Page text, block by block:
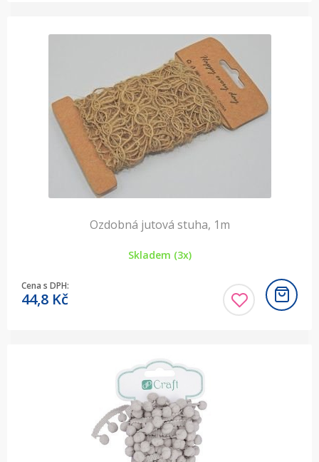
Ozdobná jutová stuha, 1m
Skladem (3x)
Cena s DPH:
44,8 Kč